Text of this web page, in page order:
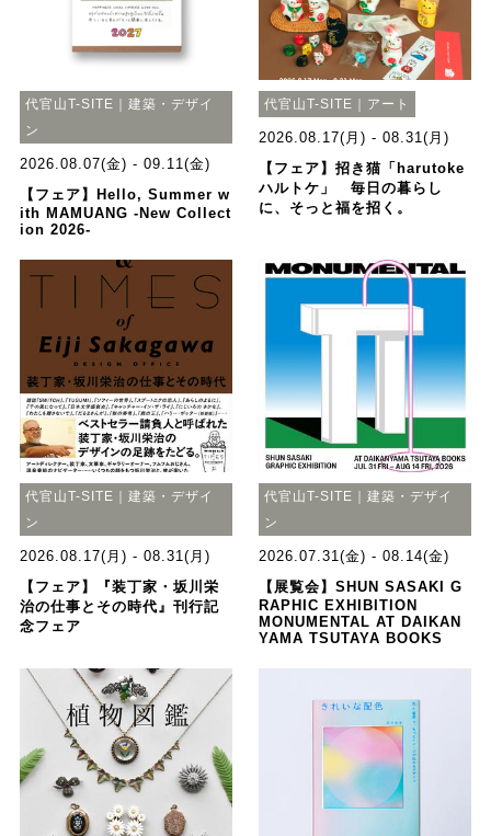
代官山T-SITE｜建築・デザイ
ン
2026.08.07(金) - 09.11(金)
【フェア】Hello, Summer w
ith MAMUANG -New Collect
ion 2026-
代官山T-SITE｜アート
2026.08.17(月) - 08.31(月)
【フェア】招き猫「harutoke
ハルトケ」 毎日の暮らし
に、そっと福を招く。
代官山T-SITE｜建築・デザイ
ン
2026.08.17(月) - 08.31(月)
【フェア】『装丁家・坂川栄
治の仕事とその時代』刊行記
念フェア
代官山T-SITE｜建築・デザイ
ン
2026.07.31(金) - 08.14(金)
【展覧会】SHUN SASAKI G
RAPHIC EXHIBITION
MONUMENTAL AT DAIKAN
YAMA TSUTAYA BOOKS